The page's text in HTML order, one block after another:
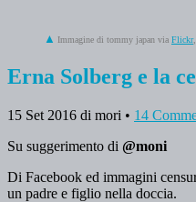
Immagine di tommy japan via Flickr
Erna Solberg e la
15 Set 2016 di mori • 14
Su suggerimento di @moni
Di Facebook ed immagini
un padre e figlio nella doccia.